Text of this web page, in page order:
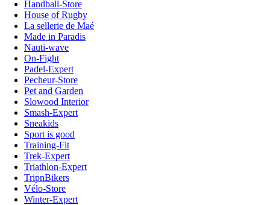
Handball-Store
House of Rugby
La sellerie de Maé
Made in Paradis
Nauti-wave
On-Fight
Padel-Expert
Pecheur-Store
Pet and Garden
Slowood Interior
Smash-Expert
Sneakids
Sport is good
Training-Fit
Trek-Expert
Triathlon-Expert
TripnBikers
Vélo-Store
Winter-Expert